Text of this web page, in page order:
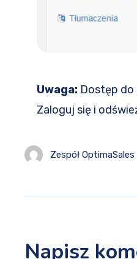
Uwaga: Dostęp do
Zaloguj się i
Zespół OptimaSales
Napisz